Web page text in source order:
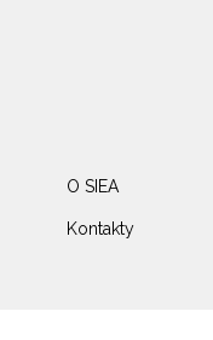
O SIEA
Kontakty